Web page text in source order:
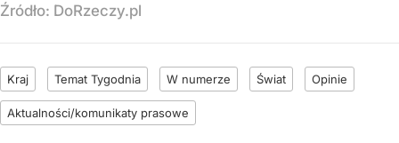
Źródło: DoRzeczy.pl
Kraj Temat Tygodnia W numerze Świat Opinie
Aktualności/komunikaty prasowe